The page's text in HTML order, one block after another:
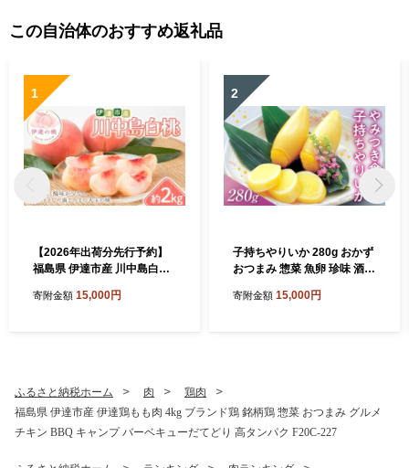
この自治体のおすすめ返礼品
1
【2026年出荷分先行予約】
福島県 伊達市産 川中島白桃
株式会社 伊達の桃 桃 フルー
寄附金額 15,000円
2
子持ちやりいか 280g おかず
おつまみ 惣菜 魚卵 珍味 酒の
宅飲み 時短 簡単 便利 弁当
寄附金額 15,000円
ふるさと納税ホーム 肉
鶏肉
福島県 伊達市産 伊達鶏もも肉 4kg ブランド鶏 銘柄鶏 惣菜 おつまみ グルメ
チキン BBQ キャンプ バーベキューだてどり 高タンパク F20C-227